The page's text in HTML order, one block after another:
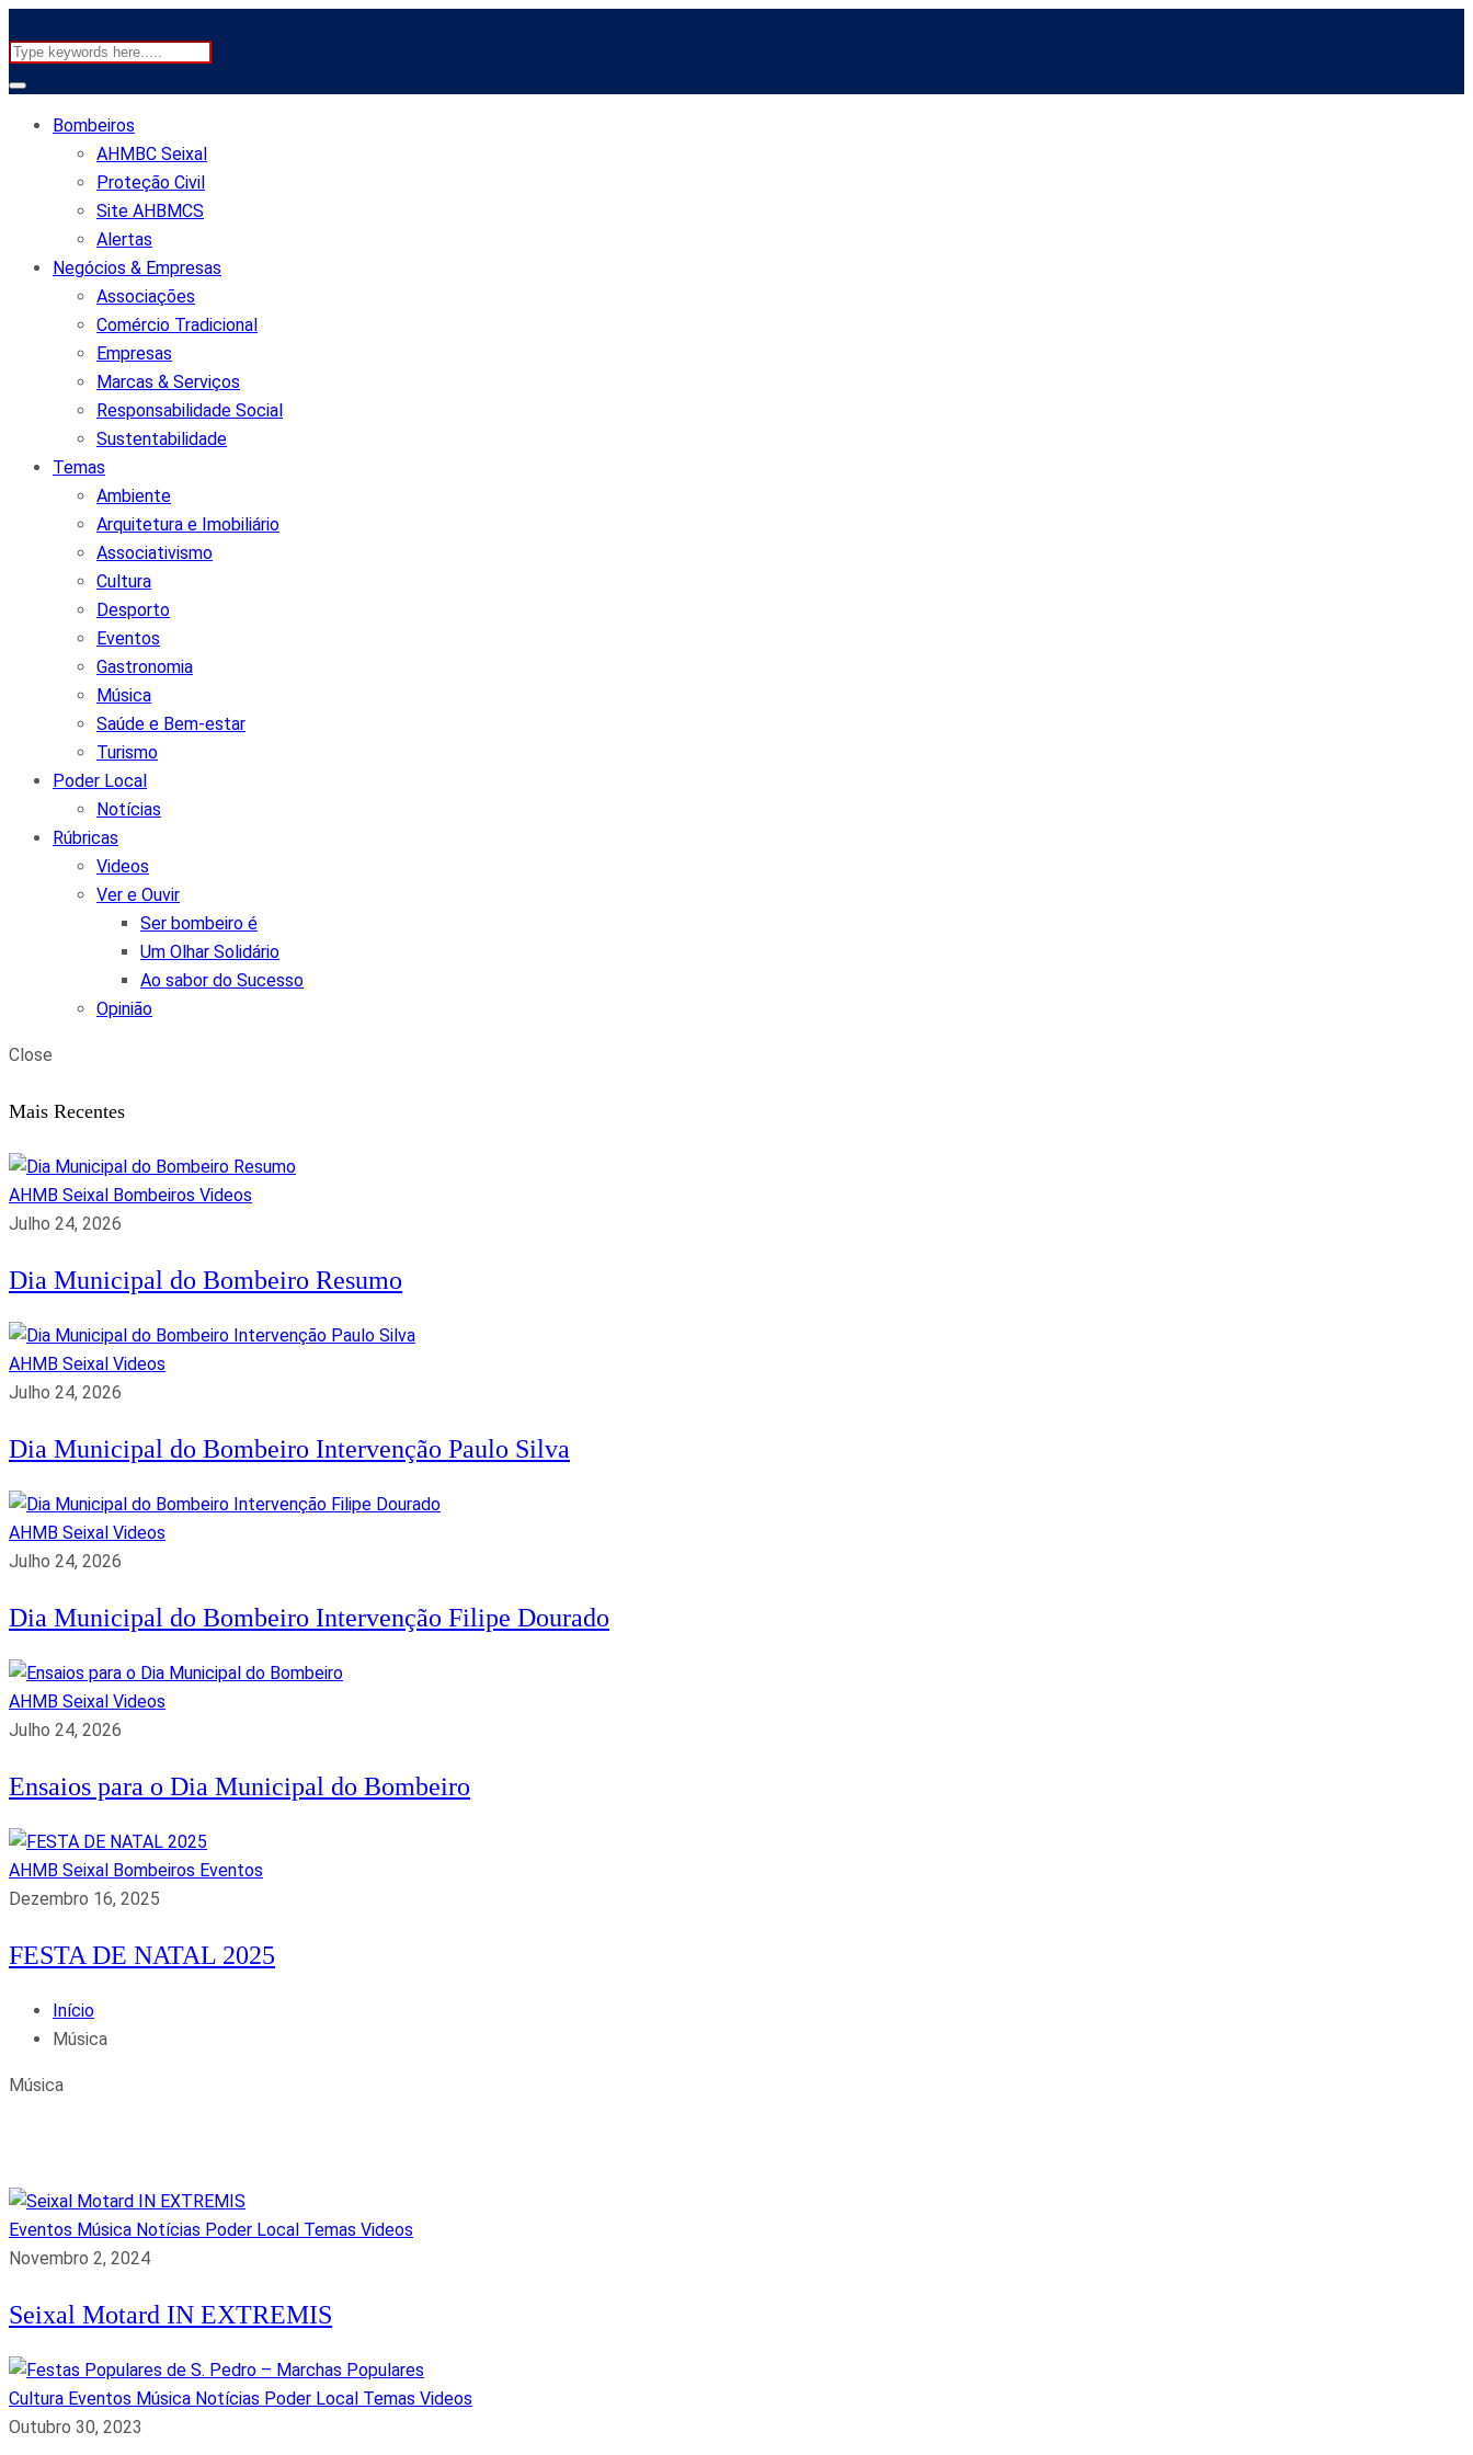
Bombeiros
AHMBC Seixal
Proteção Civil
Site AHBMCS
Alertas
Negócios & Empresas
Associações
Comércio Tradicional
Empresas
Marcas & Serviços
Responsabilidade Social
Sustentabilidade
Temas
Ambiente
Arquitetura e Imobiliário
Associativismo
Cultura
Desporto
Eventos
Gastronomia
Música
Saúde e Bem-estar
Turismo
Poder Local
Notícias
Rúbricas
Videos
Ver e Ouvir
Ser bombeiro é
Um Olhar Solidário
Ao sabor do Sucesso
Opinião
Close
Mais Recentes
AHMB Seixal Bombeiros Videos
Julho 24, 2026
Dia Municipal do Bombeiro Resumo
AHMB Seixal Videos
Julho 24, 2026
Dia Municipal do Bombeiro Intervenção Paulo Silva
AHMB Seixal Videos
Julho 24, 2026
Dia Municipal do Bombeiro Intervenção Filipe Dourado
AHMB Seixal Videos
Julho 24, 2026
Ensaios para o Dia Municipal do Bombeiro
AHMB Seixal Bombeiros Eventos
Dezembro 16, 2025
FESTA DE NATAL 2025
Início
Música
Música
Eventos Música Notícias Poder Local Temas Videos
Novembro 2, 2024
Seixal Motard IN EXTREMIS
Cultura Eventos Música Notícias Poder Local Temas Videos
Outubro 30, 2023